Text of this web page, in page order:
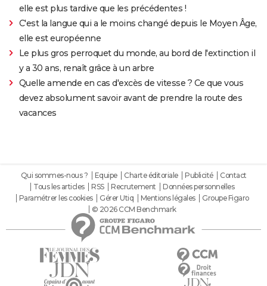
elle est plus tardive que les précédentes !
C'est la langue qui a le moins changé depuis le Moyen Âge,
elle est européenne
Le plus gros perroquet du monde, au bord de l'extinction il
y a 30 ans, renaît grâce à un arbre
Quelle amende en cas d'excès de vitesse ? Ce que vous
devez absolument savoir avant de prendre la route des
vacances
Qui sommes-nous ? Equipe Charte éditoriale Publicité
Contact
Tous les articles
RSS Recrutement
Données personnelles
Paramétrer les cookies
Gérer Utiq Mentions légales
Groupe Figaro
© 2026 CCM Benchmark